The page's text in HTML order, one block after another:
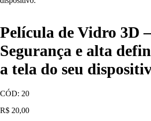
Película de Vidro 3D –
Segurança e alta
a tela do seu
CÓD: 20
R$ 20,00